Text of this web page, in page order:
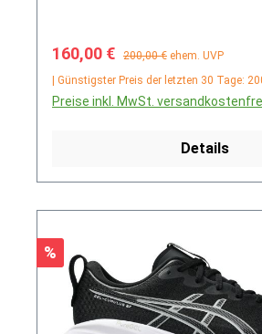
Verkaufspreis:
160,00 € Regulärer Preis:
200,00 € ehem. UVP
| Günstigster Preis der letzten 30 Tage:
Preise inkl. MwSt.
Details
Rabatt
%